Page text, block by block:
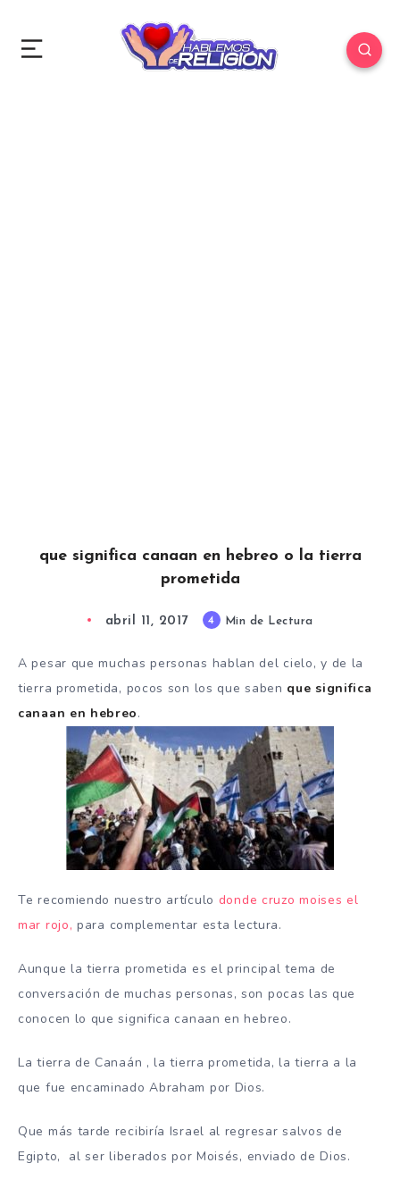
que significa canaan en hebreo o la tierra
prometida
abril 11, 2017 4 Min de Lectura
A pesar que muchas personas hablan del cielo, y de la
tierra prometida, pocos son los que saben que significa
canaan en hebreo.
Te recomiendo nuestro artículo donde cruzo moises el
mar rojo, para complementar esta lectura.
Aunque la tierra prometida es el principal tema de
conversación de muchas personas, son pocas las que
conocen lo que significa canaan en hebreo.
La tierra de Canaán , la tierra prometida, la tierra a la
que fue encaminado Abraham por Dios.
Que más tarde recibiría Israel al regresar salvos de
Egipto, al ser liberados por Moisés, enviado de Dios.